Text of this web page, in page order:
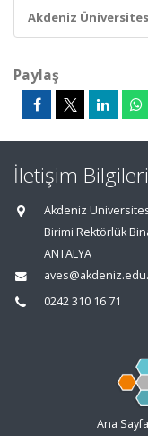
Akdeniz
Paylaş
İletişim Bilgileri
Akdeniz
Birimi Rektörlük
ANTALYA
0242 310 16 71
Ana Sayfa